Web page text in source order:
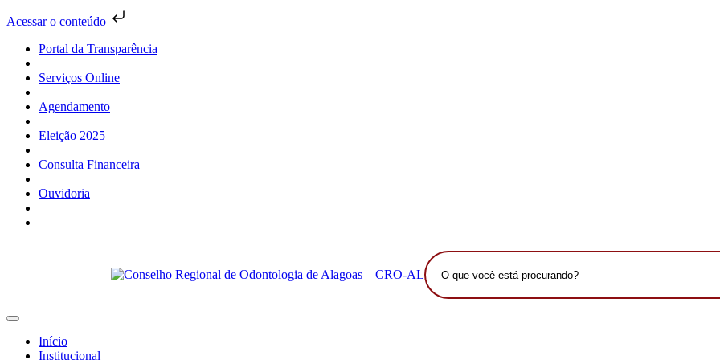
Acessar o conteúdo
Portal da Transparência
Serviços Online
Agendamento
Eleição 2025
Consulta Financeira
Ouvidoria
O
que
Início
Institucional